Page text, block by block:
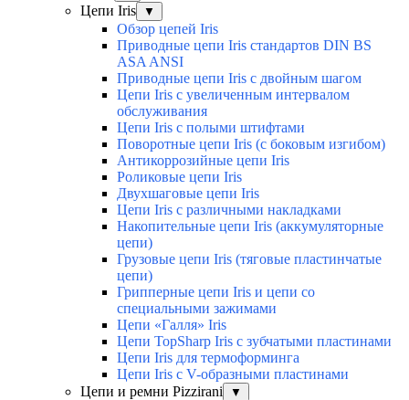
Цепи Iris ▼
Обзор цепей Iris
Приводные цепи Iris стандартов DIN BS
ASA ANSI
Приводные цепи Iris с двойным шагом
Цепи Iris с увеличенным интервалом
обслуживания
Цепи Iris с полыми штифтами
Поворотные цепи Iris (с боковым изгибом)
Антикоррозийные цепи Iris
Роликовые цепи Iris
Двухшаговые цепи Iris
Цепи Iris с различными накладками
Накопительные цепи Iris (аккумуляторные
цепи)
Грузовые цепи Iris (тяговые пластинчатые
цепи)
Грипперные цепи Iris и цепи со
специальными зажимами
Цепи «Галля» Iris
Цепи TopSharp Iris с зубчатыми пластинами
Цепи Iris для термоформинга
Цепи Iris с V-образными пластинами
Цепи и ремни Pizzirani
▼